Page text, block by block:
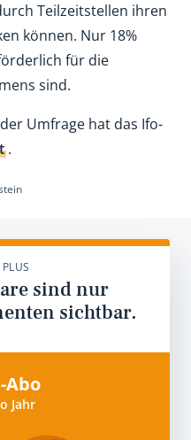
Teilzeitstellen ihren
können. Nur 18%
für die
sind.
Umfrage hat das Ifo-
.
sind nur
sichtbar.
Abo
Jahr